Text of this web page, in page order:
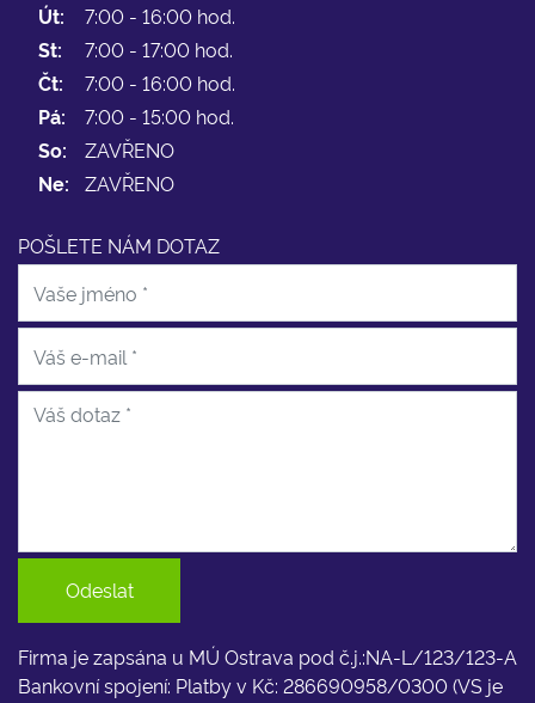
Út:
7:00 - 16:00 hod.
St:
7:00 - 17:00 hod.
Čt:
7:00 - 16:00 hod.
Pá:
7:00 - 15:00 hod.
So:
ZAVŘENO
Ne:
ZAVŘENO
POŠLETE NÁM DOTAZ
Odeslat
Firma je zapsána u MÚ Ostrava pod č.j.:NA-L/123/123-A
Bankovní spojení: Platby v Kč: 286690958/0300 (VS je